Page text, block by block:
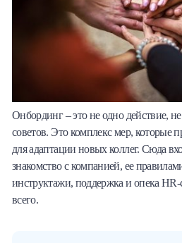
Онбординг – это не одно действие,
советов. Это комплекс мер, которые
для адаптации новых коллег. Сюда
знакомство с компанией, ее
инструктажи, поддержка и опека
всего.